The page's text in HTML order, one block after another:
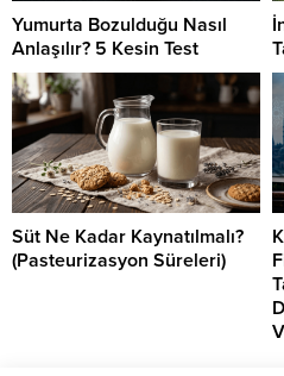
Yumurta Bozulduğu Nasıl
Anlaşılır? 5 Kesin Test
Süt Ne Kadar Kaynatılmalı?
(Pasteurizasyon Süreleri)